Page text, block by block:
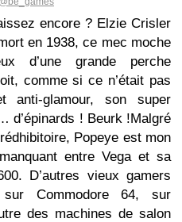
encore ? Elzie Crisler
en 1938, ce mec moche
d’une grande perche
comme si ce n’était pas
anti-glamour, son super
d’épinards ! Beurk !Malgré
Popeye est mon
entre Vega et sa
D’autres vieux gamers
sur Commodore 64, sur
des machines de salon